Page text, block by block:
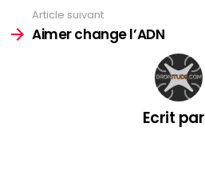
Article suivant
Aimer change l’ADN
Ecrit par